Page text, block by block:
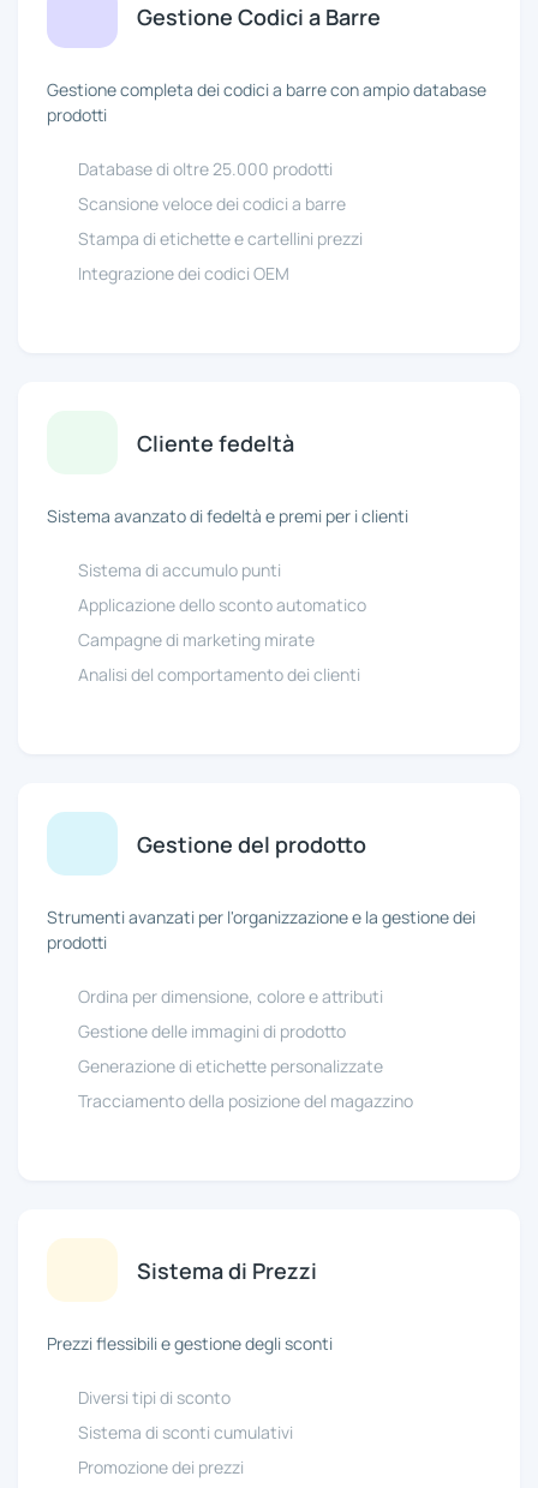
Gestione Codici a Barre
Gestione completa dei codici a barre con ampio database
prodotti
Database di oltre 25.000 prodotti
Scansione veloce dei codici a barre
Stampa di etichette e cartellini prezzi
Integrazione dei codici OEM
Cliente fedeltà
Sistema avanzato di fedeltà e premi per i clienti
Sistema di accumulo punti
Applicazione dello sconto automatico
Campagne di marketing mirate
Analisi del comportamento dei clienti
Gestione del prodotto
Strumenti avanzati per l'organizzazione e la gestione dei
prodotti
Ordina per dimensione, colore e attributi
Gestione delle immagini di prodotto
Generazione di etichette personalizzate
Tracciamento della posizione del magazzino
Sistema di Prezzi
Prezzi flessibili e gestione degli sconti
Diversi tipi di sconto
Sistema di sconti cumulativi
Promozione dei prezzi